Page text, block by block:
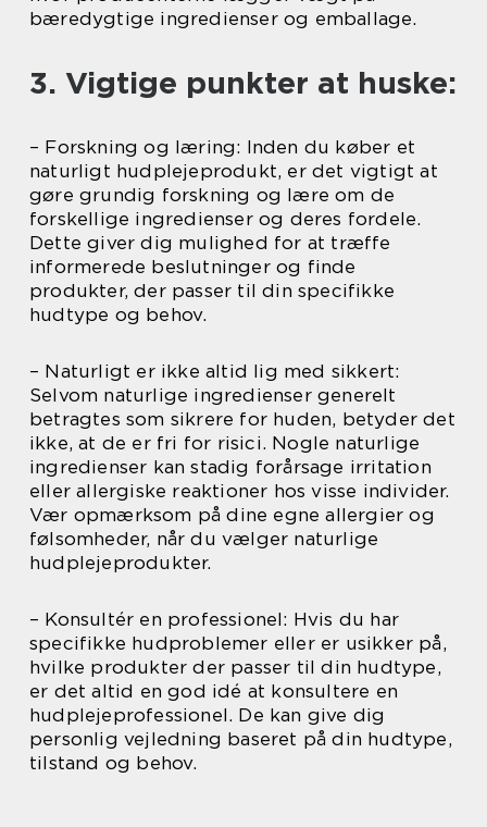
bæredygtige ingredienser og emballage.
3. Vigtige punkter at huske:
– Forskning og læring: Inden du køber et
naturligt hudplejeprodukt, er det vigtigt at
gøre grundig forskning og lære om de
forskellige ingredienser og deres fordele.
Dette giver dig mulighed for at træffe
informerede beslutninger og finde
produkter, der passer til din specifikke
hudtype og behov.
– Naturligt er ikke altid lig med sikkert:
Selvom naturlige ingredienser generelt
betragtes som sikrere for huden, betyder det
ikke, at de er fri for risici. Nogle naturlige
ingredienser kan stadig forårsage irritation
eller allergiske reaktioner hos visse individer.
Vær opmærksom på dine egne allergier og
følsomheder, når du vælger naturlige
hudplejeprodukter.
– Konsultér en professionel: Hvis du har
specifikke hudproblemer eller er usikker på,
hvilke produkter der passer til din hudtype,
er det altid en god idé at konsultere en
hudplejeprofessionel. De kan give dig
personlig vejledning baseret på din hudtype,
tilstand og behov.